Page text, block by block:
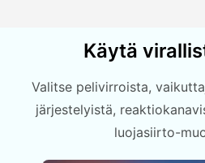
Käytä
Valitse pelivirroista,
järjestelyistä,
luojasiirto-